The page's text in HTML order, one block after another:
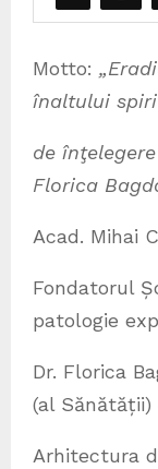
Motto:
înaltului
de
Florica
Acad. Mihai
Fondatorul
patologie
Dr. Florica
(al Sănătății)
Arhitectura